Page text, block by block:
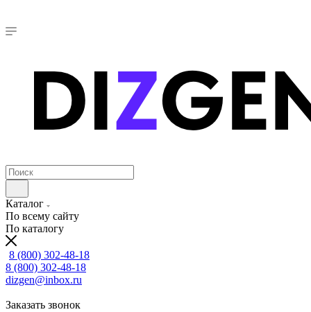
Каталог
По всему сайту
По каталогу
8 (800) 302-48-18
8 (800) 302-48-18
dizgen@inbox.ru
Заказать звонок